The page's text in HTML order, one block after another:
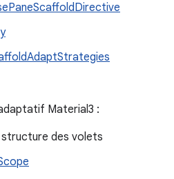
Material3 :
structure des volets